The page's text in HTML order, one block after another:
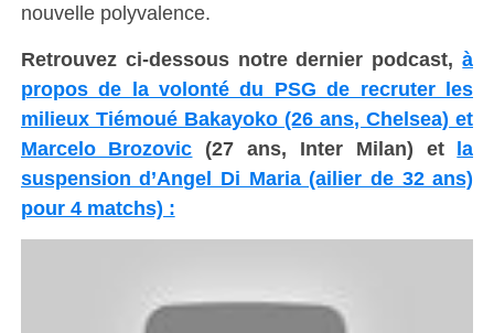
nouvelle polyvalence.
Retrouvez ci-dessous notre dernier podcast,à
propos de la volonté du PSG de recruter les
milieux Tiémoué Bakayoko (26 ans, Chelsea) et
Marcelo Brozovic (27 ans, Inter Milan) et la
suspension d’Angel Di Maria (ailier de 32 ans)
pour 4 matchs) :